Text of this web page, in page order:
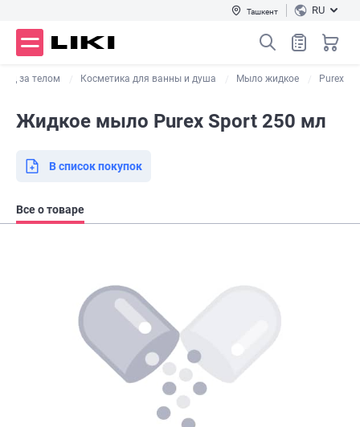
Ташкент RU
за телом Косметика для ванны и душа Мыло жидкое Purex
Жидкое мыло Purex Sport 250 мл
В список покупок
Все о товаре